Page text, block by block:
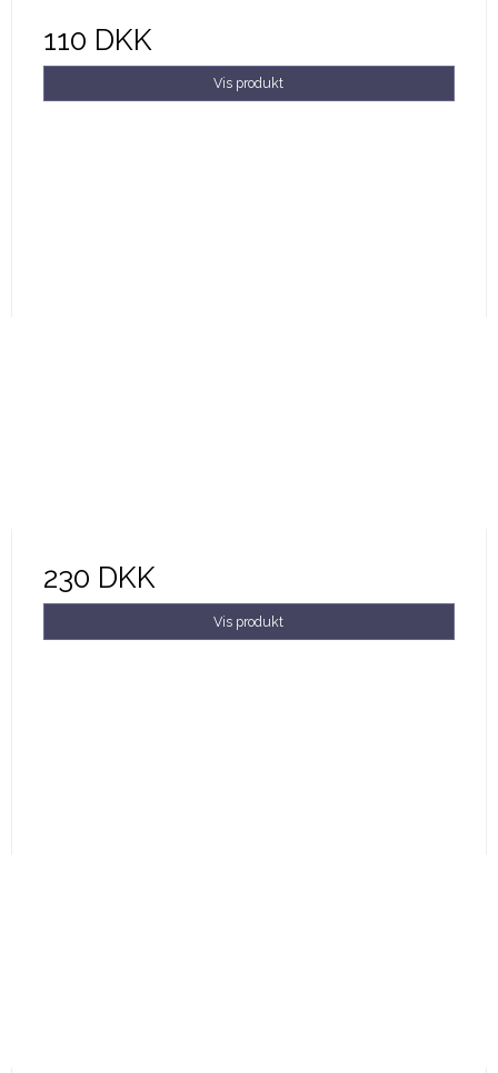
110 DKK
Vis produkt
230 DKK
Vis produkt